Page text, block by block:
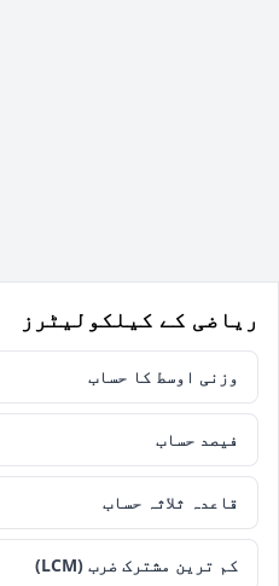
ریاضی کے کیلکولیٹرز
وزنی اوسط کا حساب
فیصد حساب
قاعدہ ثلاثہ حساب
کم ترین مشترک ضرب (LCM)